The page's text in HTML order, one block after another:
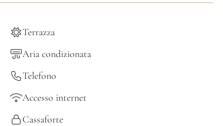
Terrazza
Aria condizionata
Telefono
Accesso internet
Cassaforte